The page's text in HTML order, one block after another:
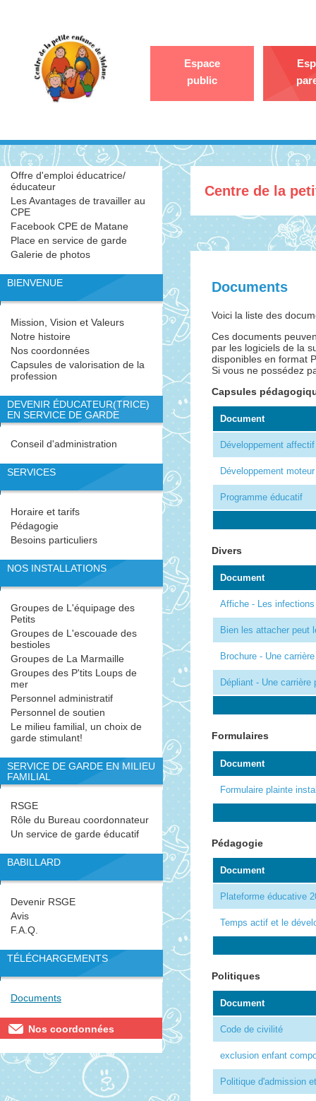
Centre de la
Espace
public
Offre d'emploi éducatrice/
éducateur
Les Avantages de travailler au
CPE
Facebook CPE de Matane
Place en service de garde
Galerie de photos
BIENVENUE
Mission, Vision et Valeurs
Notre histoire
Nos coordonnées
Capsules de valorisation de la
profession
DEVENIR ÉDUCATEUR(TRICE)
EN SERVICE DE GARDE
Conseil d'administration
SERVICES
Horaire et tarifs
Pédagogie
Besoins particuliers
NOS INSTALLATIONS
Groupes de L'équipage des
Petits
Groupes de L'escouade des
bestioles
Groupes de La Marmaille
Groupes des P'tits Loups de
mer
Personnel administratif
Personnel de soutien
Le milieu familial, un choix de
garde stimulant!
SERVICE DE GARDE EN MILIEU
FAMILIAL
RSGE
Rôle du Bureau coordonnateur
Un service de garde éducatif
BABILLARD
Devenir RSGE
Avis
F.A.Q.
TÉLÉCHARGEMENTS
Documents
Nos coordonnées
Documents
Voici la liste des
Ces documents
par les logiciels de la
disponibles en format
Si vous ne possédez
Capsules
Document
Développement
Développement
Programme éducatif
Divers
Document
Affiche - Les
Bien les attacher peut
Brochure - Une
Dépliant - Une
Formulaires
Document
Formulaire plainte
Pédagogie
Document
Plateforme éducative
Temps actif et le
Politiques
Document
Code de civilité
exclusion enfant
Politique d'admission